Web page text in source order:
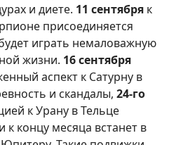
и диете. 11 сентября к
присоединяется
играть немаловажную
жизни. 16 сентября
аспект к Сатурну в
и скандалы, 24-го
к Урану в Тельце
концу месяца встанет в